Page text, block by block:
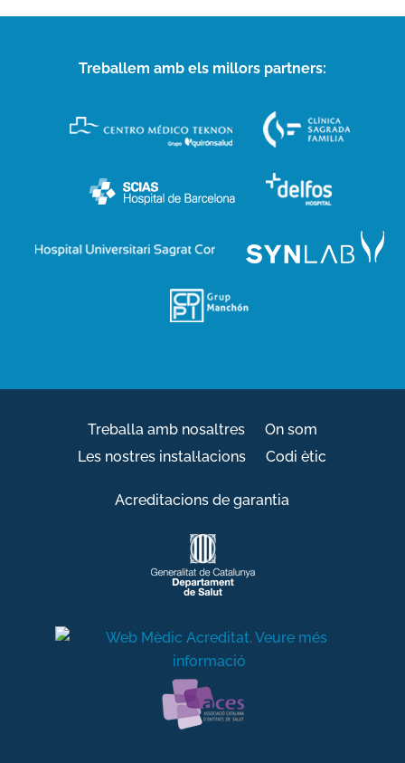
Treballem amb els millors partners:
Treballa amb nosaltres
On som
Les nostres instal·lacions
Codi ètic
Acreditacions de garantia